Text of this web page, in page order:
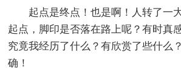
起点是终点！也是啊！人转了一
起点，脚印是否落在路上呢？有时真
究竟我经历了什么？有欣赏了些什么
确！